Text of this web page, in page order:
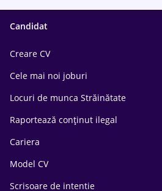
Candidat
Creare CV
Cele mai noi joburi
Locuri de munca Străinătate
Raportează conținut ilegal
Cariera
Model CV
Scrisoare de intentie